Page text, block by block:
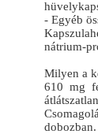
- Egyéb
nátrium-
Milyen a
610 mg
dobozban.